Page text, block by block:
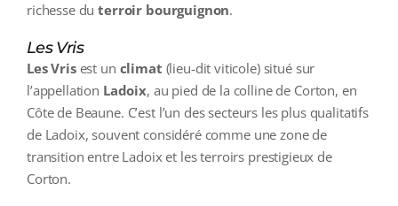
richesse duterroir bourguignon.
Les Vris
Les Vrisest un climat (lieu‑dit viticole) situé sur
l’appellation Ladoix, au pied de la colline de Corton, en
Côte de Beaune. C’est l’un des secteurs les plus qualitatifs
de Ladoix, souvent considéré comme une zone de
transition entre Ladoix et les terroirs prestigieux de
Corton.